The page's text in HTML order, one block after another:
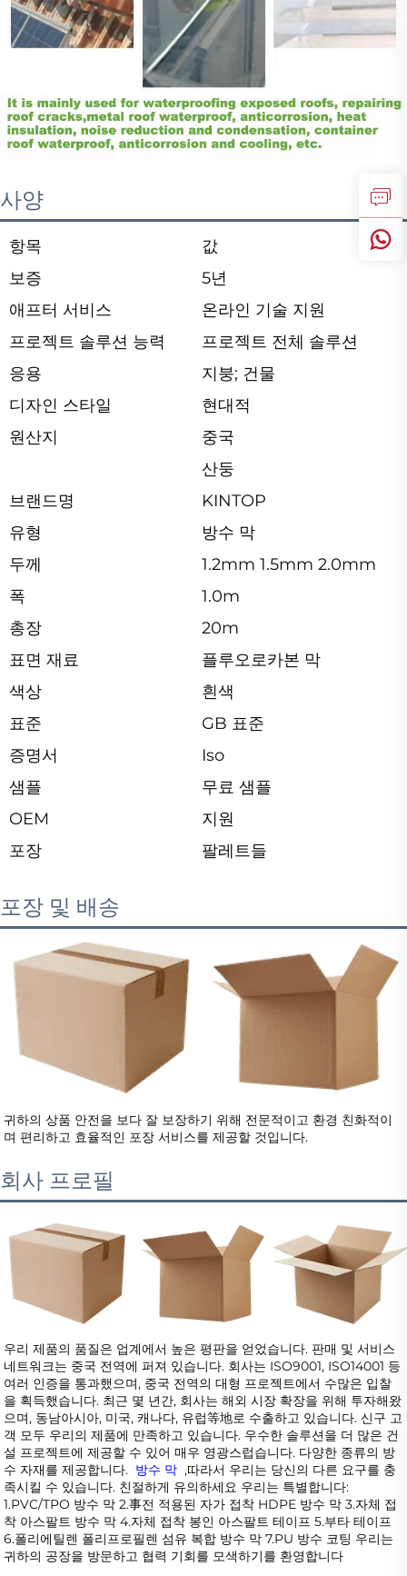
사양
항목
값
보증
5년
애프터 서비스
온라인 기술 지원
프로젝트 솔루션 능력
프로젝트 전체 솔루션
응용
지붕; 건물
디자인 스타일
현대적
원산지
중국
산둥
브랜드명
KINTOP
유형
방수 막
두께
1.2mm 1.5mm 2.0mm
폭
1.0m
총장
20m
표면 재료
플루오로카본 막
색상
흰색
표준
GB 표준
증명서
Iso
샘플
무료 샘플
OEM
지원
포장
팔레트들
포장 및 배송
귀하의 상품 안전을 보다 잘 보장하기 위해 전문적이고 환경 친화적이
며 편리하고 효율적인 포장 서비스를 제공할 것입니다.
회사 프로필
우리 제품의 품질은 업계에서 높은 평판을 얻었습니다. 판매 및 서비스
네트워크는 중국 전역에 퍼져 있습니다. 회사는 ISO9001, ISO14001 등
여러 인증을 통과했으며, 중국 전역의 대형 프로젝트에서 수많은 입찰
을 획득했습니다. 최근 몇 년간, 회사는 해외 시장 확장을 위해 투자해왔
으며, 동남아시아, 미국, 캐나다, 유럽等地로 수출하고 있습니다. 신구 고
객 모두 우리의 제품에 만족하고 있습니다. 우수한 솔루션을 더 많은 건
설 프로젝트에 제공할 수 있어 매우 영광스럽습니다. 다양한 종류의 방
수 자재를 제공합니다. 방수 막 ,따라서 우리는 당신의 다른 요구를 충
족시킬 수 있습니다. 친절하게 유의하세요 우리는 특별합니다:
1.PVC/TPO 방수 막 2.事전 적용된 자가 접착 HDPE 방수 막 3.자체 접
착 아스팔트 방수 막 4.자체 접착 봉인 아스팔트 테이프 5.부타 테이프
6.폴리에틸렌 폴리프로필렌 섬유 복합 방수 막 7.PU 방수 코팅 우리는
귀하의 공장을 방문하고 협력 기회를 모색하기를 환영합니다